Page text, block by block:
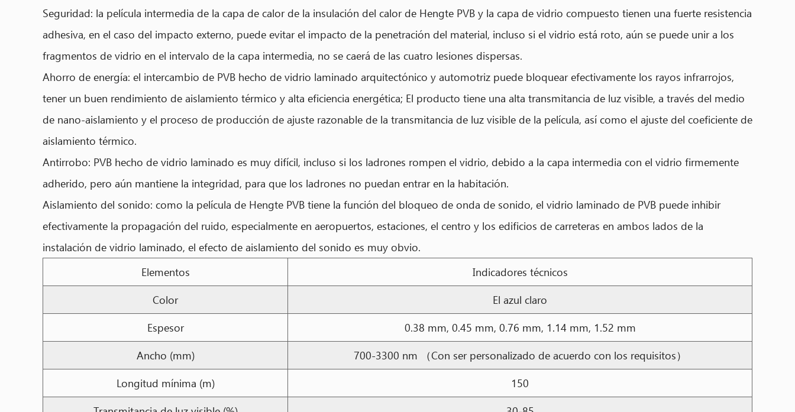
Seguridad: la película intermedia de la capa de calor de la insulación del calor de Hengte PVB y la capa de vidrio compuesto tienen una fuerte resistencia
adhesiva, en el caso del impacto externo, puede evitar el impacto de la penetración del material, incluso si el vidrio está roto, aún se puede unir a los
fragmentos de vidrio en el intervalo de la capa intermedia, no se caerá de las cuatro lesiones dispersas.
Ahorro de energía: el intercambio de PVB hecho de vidrio laminado arquitectónico y automotriz puede bloquear efectivamente los rayos infrarrojos,
tener un buen rendimiento de aislamiento térmico y alta eficiencia energética; El producto tiene una alta transmitancia de luz visible, a través del medio
de nano-aislamiento y el proceso de producción de ajuste razonable de la transmitancia de luz visible de la película, así como el ajuste del coeficiente de
aislamiento térmico.
Antirrobo: PVB hecho de vidrio laminado es muy difícil, incluso si los ladrones rompen el vidrio, debido a la capa intermedia con el vidrio firmemente
adherido, pero aún mantiene la integridad, para que los ladrones no puedan entrar en la habitación.
Aislamiento del sonido: como la película de Hengte PVB tiene la función del bloqueo de onda de sonido, el vidrio laminado de PVB puede inhibir
efectivamente la propagación del ruido, especialmente en aeropuertos, estaciones, el centro y los edificios de carreteras en ambos lados de la
instalación de vidrio laminado, el efecto de aislamiento del sonido es muy obvio.
Elementos
Indicadores técnicos
Color
El azul claro
Espesor
0.38 mm, 0.45 mm, 0.76 mm, 1.14 mm, 1.52 mm
Ancho (mm)
700-3300 nm （Con ser personalizado de acuerdo con los requisitos）
Longitud mínima (m)
150